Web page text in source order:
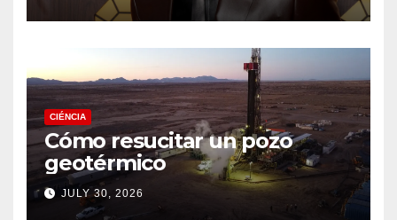
CIÉNCIA
Cómo resucitar un pozo
geotérmico
JULY 30, 2026